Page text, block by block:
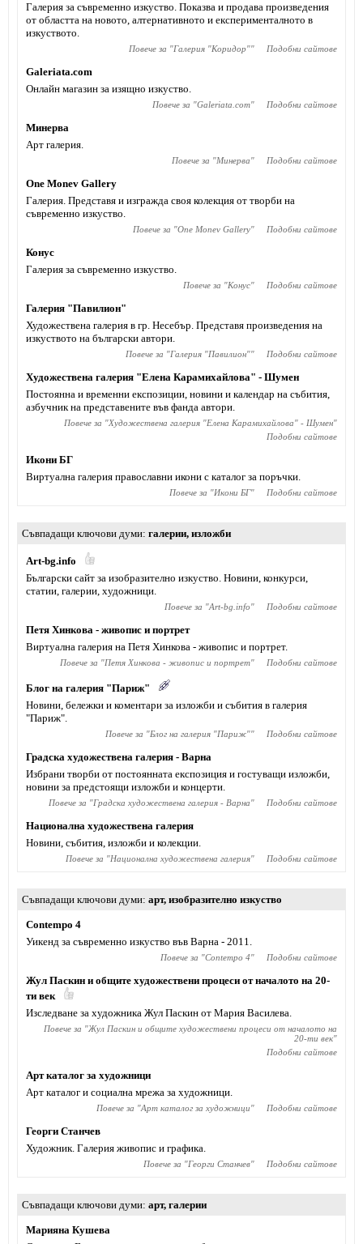
Галерия за съвременно изкуство. Показва и продава произведения
от областта на новото, алтернативното и експерименталното в
изкуството.
Повече за "Галерия "Коридор"" Подобни сайтове
Galeriata.com
Онлайн магазин за изящно изкуство.
Повече за "Galeriata.com" Подобни сайтове
Минерва
Арт галерия.
Повече за "Минерва" Подобни сайтове
One Monev Gallery
Галерия. Представя и изгражда своя колекция от творби на
съвременно изкуство.
Повече за "One Monev Gallery" Подобни сайтове
Конус
Галерия за съвременно изкуство.
Повече за "Конус" Подобни сайтове
Галерия "Павилион"
Художествена галерия в гр. Несебър. Представя произведения на
изкуството на български автори.
Повече за "Галерия "Павилион"" Подобни сайтове
Художествена галерия "Елена Карамихайлова" - Шумен
Постоянна и временни експозиции, новини и календар на събития,
азбучник на представените във фанда автори.
Повече за "Художествена галерия "Елена Карамихайлова" - Шумен"
Подобни сайтове
Икони БГ
Виртуална галерия православни икони с каталог за поръчки.
Повече за "Икони БГ" Подобни сайтове
Съвпадащи ключови думи галерии, изложби
Art-bg.info
Български сайт за изобразително изкуство. Новини, конкурси,
статии, галерии, художници.
Повече за "Art-bg.info" Подобни сайтове
Петя Хинкова - живопис и портрет
Виртуална галерия на Петя Хинкова - живопис и портрет.
Повече за "Петя Хинкова - живопис и портрет" Подобни сайтове
Блог на галерия "Париж"
Новини, бележки и коментари за изложби и събития в галерия
"Париж".
Повече за "Блог на галерия "Париж"" Подобни сайтове
Градска художествена галерия - Варна
Избрани творби от постоянната експозиция и гостуващи изложби,
новини за предстоящи изложби и концерти.
Повече за "Градска художествена галерия - Варна" Подобни сайтове
Национална художествена галерия
Новини, събития, изложби и колекции.
Повече за "Национална художествена галерия" Подобни сайтове
Съвпадащи ключови думи арт, изобразително изкуство
Contempo 4
Уикенд за съвременно изкуство във Варна - 2011.
Повече за "Contempo 4" Подобни сайтове
Жул Паскин и общите художествени процеси от началото на 20-
ти век
Изследване за художника Жул Паскин от Мария Василева.
Повече за "Жул Паскин и общите художествени процеси от началото на
20-ти век"
Подобни сайтове
Арт каталог за художници
Арт каталог и социална мрежа за художници.
Повече за "Арт каталог за художници" Подобни сайтове
Георги Станчев
Художник. Галерия живопис и графика.
Повече за "Георги Станчев" Подобни сайтове
Съвпадащи ключови думи арт, галерии
Марияна Кушева